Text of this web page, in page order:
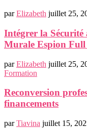
parElizabeth juillet 25,
Intégrer la Sécurité
Murale Espion
parElizabeth juillet 25,
Formation
Reconversion
financements
parTiavina juillet 15,